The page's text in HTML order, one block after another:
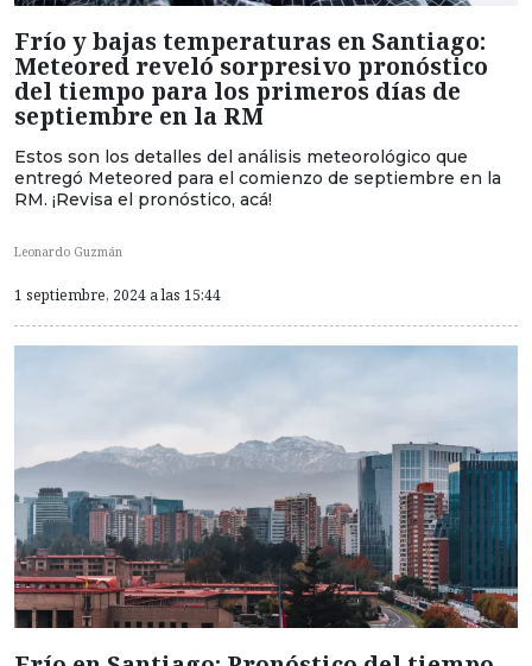
Frío y bajas temperaturas en Santiago:
Meteored reveló sorpresivo pronóstico
del tiempo para los primeros días de
septiembre en la RM
Estos son los detalles del análisis meteorológico que
entregó Meteored para el comienzo de septiembre en la
RM. ¡Revisa el pronóstico, acá!
Leonardo Guzmán
1 septiembre, 2024 a las 15:44